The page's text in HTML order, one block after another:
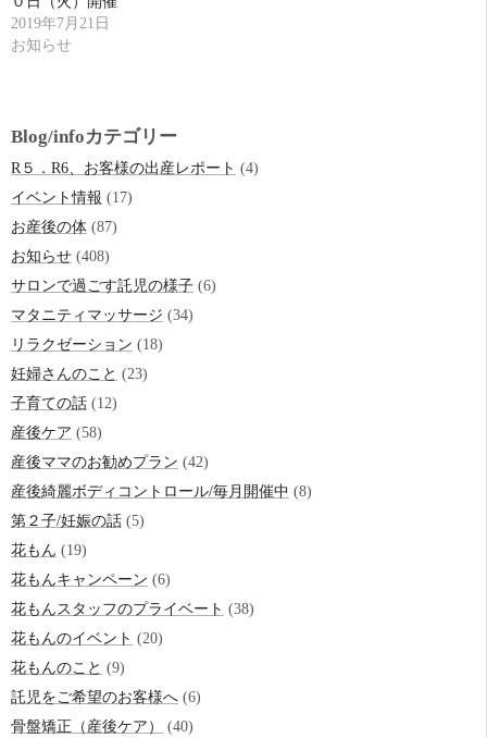
2019年7月21日
お知らせ
Blog/infoカテゴリー
R５．R6、お客様の出産レポート (4)
イベント情報 (17)
お産後の体 (87)
お知らせ (408)
サロンで過ごす託児の様子 (6)
マタニティマッサージ (34)
リラクゼーション (18)
妊婦さんのこと (23)
子育ての話 (12)
産後ケア (58)
産後ママのお勧めプラン (42)
産後綺麗ボディコントロール/毎月開催中 (8)
第２子/妊娠の話 (5)
花もん (19)
花もんキャンペーン (6)
花もんスタッフのプライベート (38)
花もんのイベント (20)
花もんのこと (9)
託児をご希望のお客様へ (6)
骨盤矯正（産後ケア）
(40)